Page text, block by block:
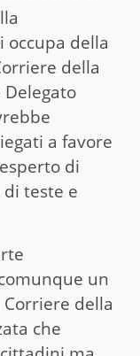
occupa della
della
Delegato
a favore
di
teste e
un
Corriere della
che